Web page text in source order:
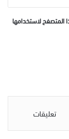
المتصفح لاستخدامها
تعليقات